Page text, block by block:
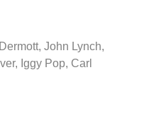
John Lynch,
Iggy Pop, Carl